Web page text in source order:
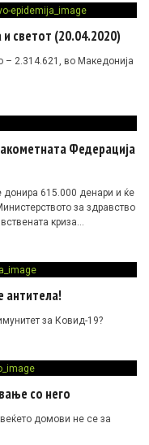
светот (20.04.2020)
– 2.314.621, во Македонија
Федерација
донира 615.000 денари и ќе
за здравство
криза
антитела!
за Ковид-19?
со него
домови не се за